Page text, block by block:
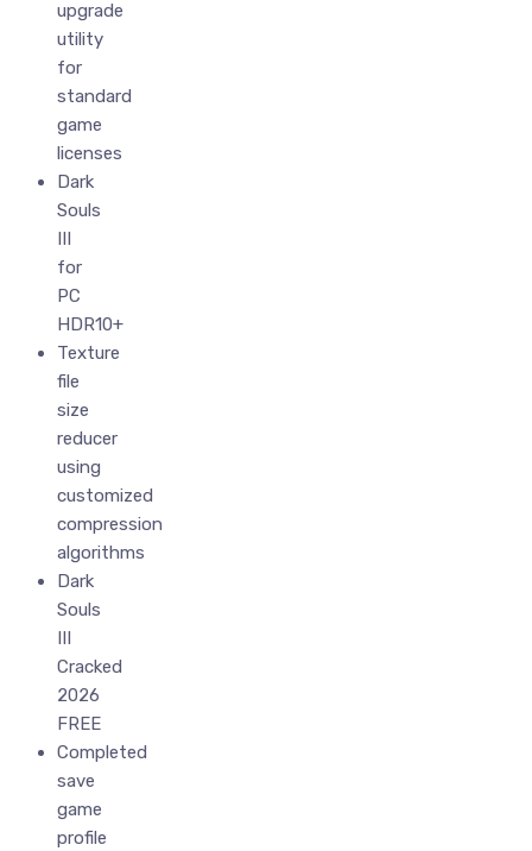
upgrade
utility
for
standard
game
licenses
Dark
Souls
III
for
PC
HDR10+
Texture
file
size
reducer
using
customized
compression
algorithms
Dark
Souls
III
Cracked
2026
FREE
Completed
save
game
profile